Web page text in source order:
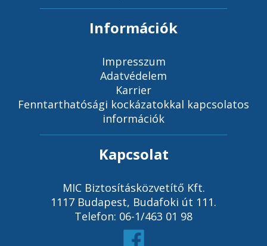
Információk
Impresszum
Adatvédelem
Karrier
Fenntarthatósági kockázatokkal kapcsolatos
információk
Kapcsolat
MIC Biztosításközvetítő Kft.
1117 Budapest, Budafoki út 111.
Telefon: 06-1/463 01 98